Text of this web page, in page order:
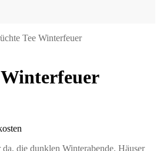
Tee Winterfeuer
die dunklen Winterabende. Häuser